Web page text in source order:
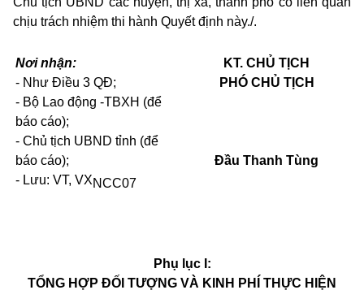
chịu trách nhiệm thi hành Quyết định này./.
Nơi nhận:
- Như Điều 3 QĐ;
- Bộ Lao động -TBXH (để
báo cáo);
- Chủ tịch UBND tỉnh (để
báo cáo);
- Lưu: VT, VXNCC07
KT. CHỦ TỊCH
PHÓ CHỦ TỊCH
Đầu Thanh Tùng
Phụ lục I:
TỔNG HỢP ĐỐI TƯỢNG VÀ KINH PHÍ THỰC HIỆN